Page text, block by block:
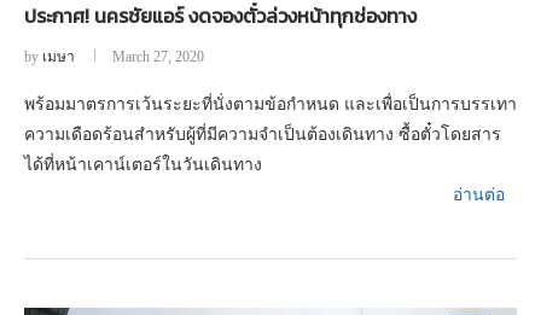
ประกาศ! นครชัยแอร์ งดจองตั๋วล่วงหน้าทุกช่องทาง
by เมษา March 27, 2020
พร้อมมาตรการเว้นระยะที่นั่งตามข้อกำหนด และเพื่อเป็นการบรรเทา
ความเดือดร้อนสำหรับผู้ที่มีความจำเป็นต้องเดินทาง ซื้อตั๋วโดยสาร
ได้ที่หน้าเคาน์เตอร์ในวันเดินทาง
อ่านต่อ